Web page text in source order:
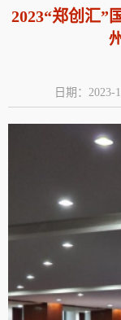
2023“郑创汇”
日期：